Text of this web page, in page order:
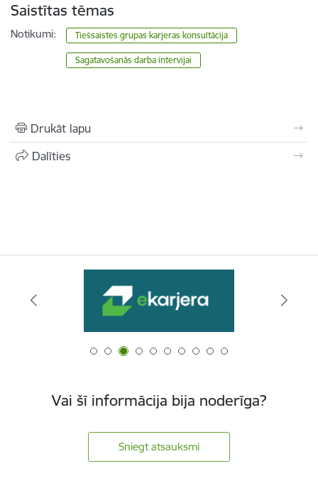
Saistītas tēmas
Notikumi: Tiešsaistes grupas karjeras konsultācija
Sagatavošanās darba intervijai
Drukāt lapu
Dalīties
Vai šī informācija bija noderīga?
Sniegt atsauksmi